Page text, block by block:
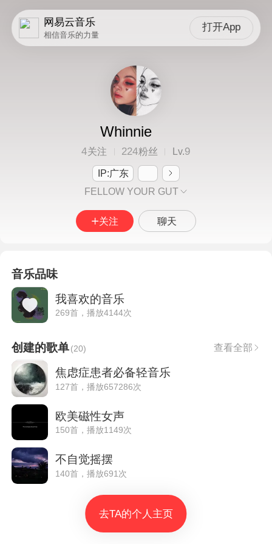
网易云音乐
相信音乐的力量
打开App
Whinnie
4关注 224粉丝 Lv.9
IP:广东
FELLOW YOUR GUT
关注 聊天
音乐品味
我喜欢的音乐
269首，播放4144次
创建的歌单(20) 查看全部
焦虑症患者必备轻音乐
127首，播放657286次
欧美磁性女声
150首，播放1149次
不自觉摇摆
140首，播放691次
去TA的个人主页